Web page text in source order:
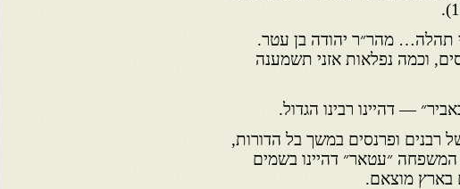
תהלה… מהר״ר יהודה בן עטר.
וכמה נפלאות אזני תשמענה
— דהיינו רבינו הגדול.
ופרנסים במשך בל הדורות,
״עטאר״ דהיינו בשמים
בארץ מוצאם.